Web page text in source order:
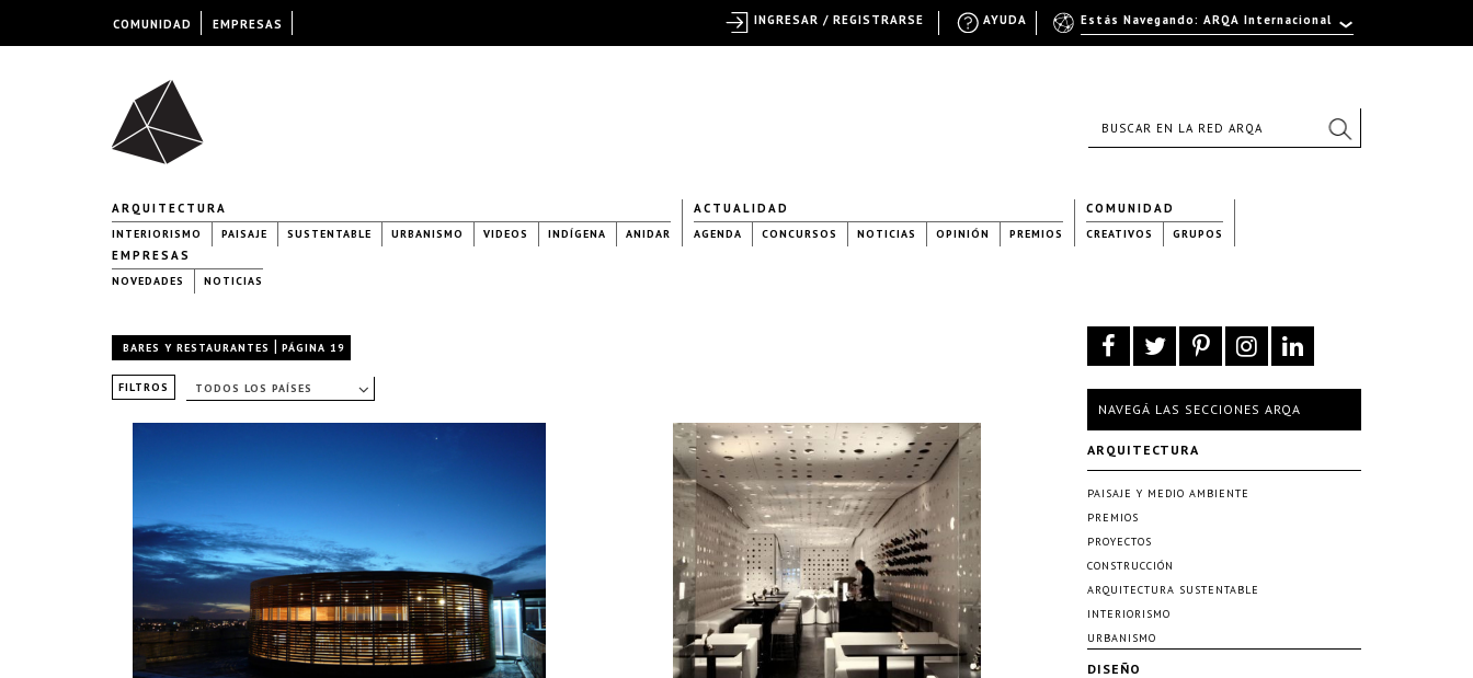
ARQUITECTURA
INTERIORISMO PAISAJE SUSTENTABLE URBANISMO VIDEOS INDÍGENA ANIDAR
ACTUALIDAD
AGENDA CONCURSOS NOTICIAS OPINIÓN PREMIOS
COMUNIDAD
CREATIVOS GRUPOS
EMPRESAS
NOVEDADES NOTICIAS
BARES Y RESTAURANTES | PÁGINA 19
FILTROS TODOS LOS PAÍSES
NAVEGÁ LAS SECCIONES ARQA
ARQUITECTURA
PAISAJE Y MEDIO AMBIENTE
PREMIOS
PROYECTOS
CONSTRUCCIÓN
ARQUITECTURA SUSTENTABLE
INTERIORISMO
URBANISMO
DISEÑO
COMUNIDAD EMPRESAS Estás Navegando: ARQA Internacional
AYUDA
INGRESAR / REGISTRARSE